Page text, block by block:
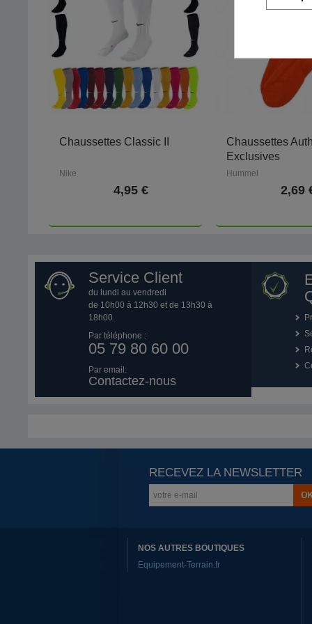
Chaussettes Classic II
Nike
4,95 €
Chaussettes
Exclusives
Hummel
2,69
Service Client
du lundi au vendredi
de 10h00 à 12h30 et de 13h30 à
18h00.
Par téléphone :
05 79 80 60 00
Par email:
Contactez-nous
RECEVEZ LA NEWSLETTER
NOS AUTRES BOUTIQUES
Equipement-Terrain.fr